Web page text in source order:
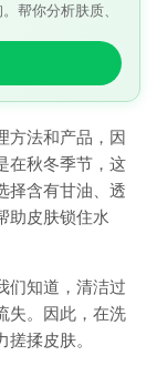
帮你分析肤质、
方法和产品，因
在秋冬季节，这
择含有甘油、透
助皮肤锁住水
们知道，清洁过
失。因此，在洗
揉皮肤。